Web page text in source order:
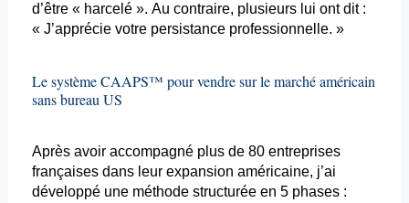
d’être « harcelé ». Au contraire, plusieurs lui ont dit :
« J’apprécie votre persistance professionnelle. »
Le système CAAPS™ pour vendre sur le marché américain
sans bureau US
Après avoir accompagné plus de 80 entreprises
françaises dans leur expansion américaine, j’ai
développé une méthode structurée en 5 phases :